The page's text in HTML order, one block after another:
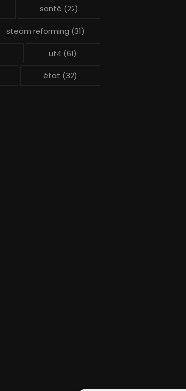
santé (22)
steam reforming (31)
uf4 (61)
état (32)